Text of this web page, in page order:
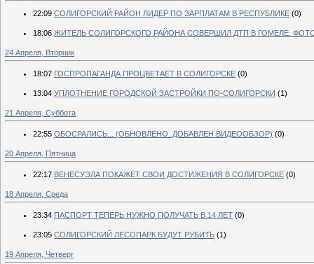
22:09 СОЛИГОРСКИЙ РАЙОН ЛИДЕР ПО ЗАРПЛАТАМ В РЕСПУБЛИКЕ (0)
18:06 ЖИТЕЛЬ СОЛИГОРСКОГО РАЙОНА СОВЕРШИЛ ДТП В ГОМЕЛЕ.
24 Апреля, Вторник
18:07 ГОСПРОПАГАНДА ПРОЦВЕТАЕТ В СОЛИГОРСКЕ (0)
13:04 УПЛОТНЕНИЕ ГОРОДСКОЙ ЗАСТРОЙКИ ПО-СОЛИГОРСКИ (1)
21 Апреля, Суббота
22:55 ОБОСРАЛИСЬ... (ОБНОВЛЕНО. ДОБАВЛЕН ВИДЕООБЗОР) (0)
20 Апреля, Пятница
22:17 ВЕНЕСУЭЛА ПОКАЖЕТ СВОИ ДОСТИЖЕНИЯ В СОЛИГОРСКЕ (0)
18 Апреля, Среда
23:34 ПАСПОРТ ТЕПЕРЬ НУЖНО ПОЛУЧАТЬ В 14 ЛЕТ (0)
23:05 СОЛИГОРСКИЙ ЛЕСОПАРК БУДУТ РУБИТЬ (1)
19 Апреля, Четверг